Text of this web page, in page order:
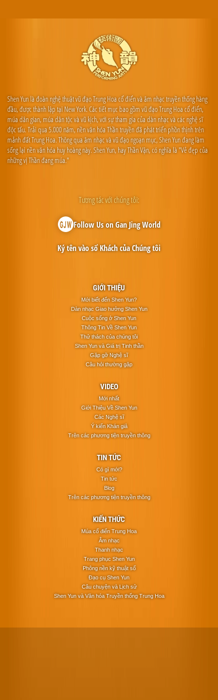
Shen Yun là đoàn nghệ thuật vũ đạo Trung Hoa cổ điển và âm nhạc truyền thống hàng
đầu, được thành lập tại New York. Các tiết mục bao gồm vũ đạo Trung Hoa cổ điển,
múa dân gian, múa dân tộc và vũ kịch, với sự tham gia của dàn nhạc và các nghệ sĩ
độc tấu. Trải qua 5.000 năm, nền văn hóa Thần truyền đã phát triển phồn thịnh trên
mảnh đất Trung Hoa. Thông qua âm nhạc và vũ đạo ngoạn mục, Shen Yun đang làm
sống lại nền văn hóa huy hoàng này. Shen Yun, hay Thần Vận, có nghĩa là "Vẻ đẹp của
những vị Thần đang múa."
GIỚI THIỆU
Mới biết đến Shen Yun?
Dàn nhạc Giao hưởng Shen Yun
Cuộc sống ở Shen Yun
Thông Tin Về Shen Yun
Thử thách của chúng tôi
Shen Yun và Giá trị Tinh thần
Gặp gỡ Nghệ sĩ
Câu hỏi thường gặp
VIDEO
Mới nhất
Giới Thiệu Về Shen Yun
Các Nghệ sĩ
Ý kiến Khán giả
Trên các phương tiện truyền thông
TIN TỨC
Có gì mới?
Tin tức
Blog
Trên các phương tiện truyền thông
KIẾN THỨC
Múa cổ điển Trung Hoa
Âm nhạc
Thanh nhạc
Trang phục Shen Yun
Phông nền kỹ thuật số
Đạo cụ Shen Yun
Câu chuyện và Lịch sử
Shen Yun và Văn hóa Truyền thống Trung Hoa
Tương tác với chúng tôi:
Follow Us on Gan Jing World
Ký tên vào sổ Khách của Chúng tôi